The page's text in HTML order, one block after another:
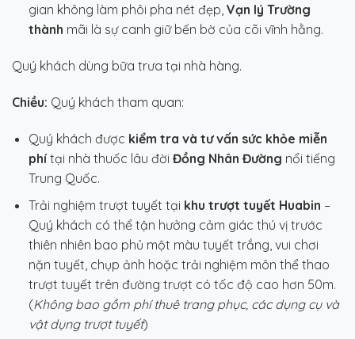
gian không làm phôi pha nét đẹp, Vạn lý Trường
thành mãi là sự canh giữ bến bờ của cõi vĩnh hằng.
Quý khách dùng bữa trưa tại nhà hàng.
Chiều: Quý khách tham quan:
Quý khách được kiểm tra và tư vấn sức khỏe miễn
phítại nhà thuốc lâu đời Đồng Nhân Đường nổi tiếng
Trung Quốc.
Trải nghiệm trượt tuyết tại khu trượt tuyết Huabin –
Quý khách có thể tận hưởng cảm giác thú vị trước
thiên nhiên bao phủ một màu tuyết trắng, vui chơi
nặn tuyết, chụp ảnh hoặc trải nghiệm môn thể thao
trượt tuyết trên đường trượt có tốc độ cao hơn 50m.
(Không bao gồm phí thuê trang phục, các dụng cụ và
vật dụng trượt tuyết)